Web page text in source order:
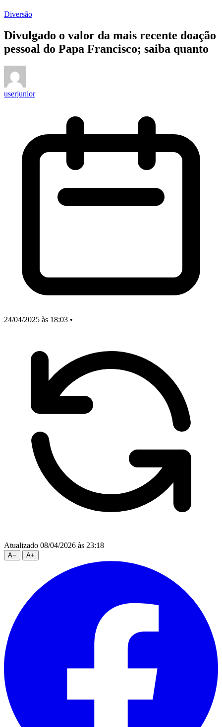
Diversão
Divulgado o valor da mais recente doação
pessoal do Papa Francisco; saiba quanto
userjunior
24/04/2025 às 18:03 •
Atualizado 08/04/2026 às 23:18
A− A+